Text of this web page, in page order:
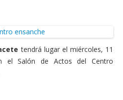
Albacete
tendrá lugar el miércoles, 11
Salón de Actos del Centro